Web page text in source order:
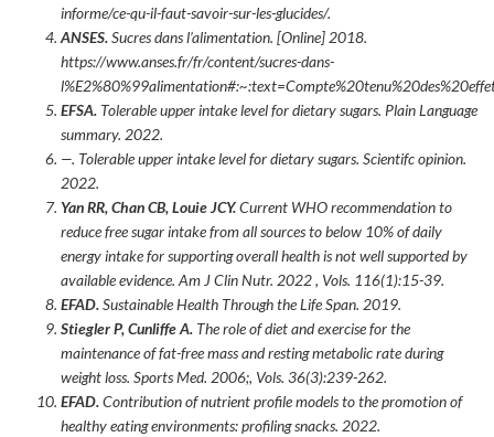
informe/ce-qu-il-faut-savoir-sur-les-glucides/.
ANSES.Sucres dans l’alimentation. [Online] 2018.
https://www.anses.fr/fr/content/sucres-dans-
EFSA. Tolerable upper intake level for dietary sugars. Plain Language
summary. 2022.
—. Tolerable upper intake level for dietary sugars. Scientifc opinion.
2022.
Yan RR, Chan CB, Louie JCY.Current WHO recommendation to
reduce free sugar intake from all sources to below 10% of daily
energy intake for supporting overall health is not well supported by
available evidence.Am J Clin Nutr. 2022 , Vols. 116(1):15-39.
EFAD.Sustainable Health Through the Life Span. 2019.
Stiegler P, Cunliffe A. The role of diet and exercise for the
maintenance of fat-free mass and resting metabolic rate during
weight loss. Sports Med. 2006;, Vols. 36(3):239-262.
EFAD.Contribution of nutrient profile models to the promotion of
healthy eating environments: profiling snacks. 2022.